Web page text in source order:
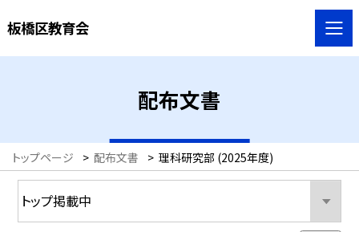
板橋区教育会
配布文書
トップページ > 配布文書 > 理科研究部 (2025年度)